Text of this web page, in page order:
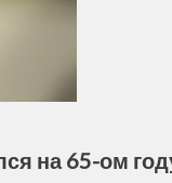
на 65-ом